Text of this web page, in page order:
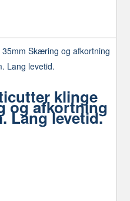
klinge
og afkortning
Lang levetid.